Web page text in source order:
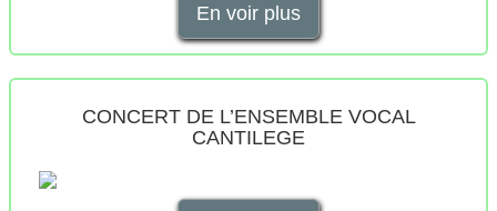
En voir plus
CONCERT DE L’ENSEMBLE VOCAL
CANTILEGE